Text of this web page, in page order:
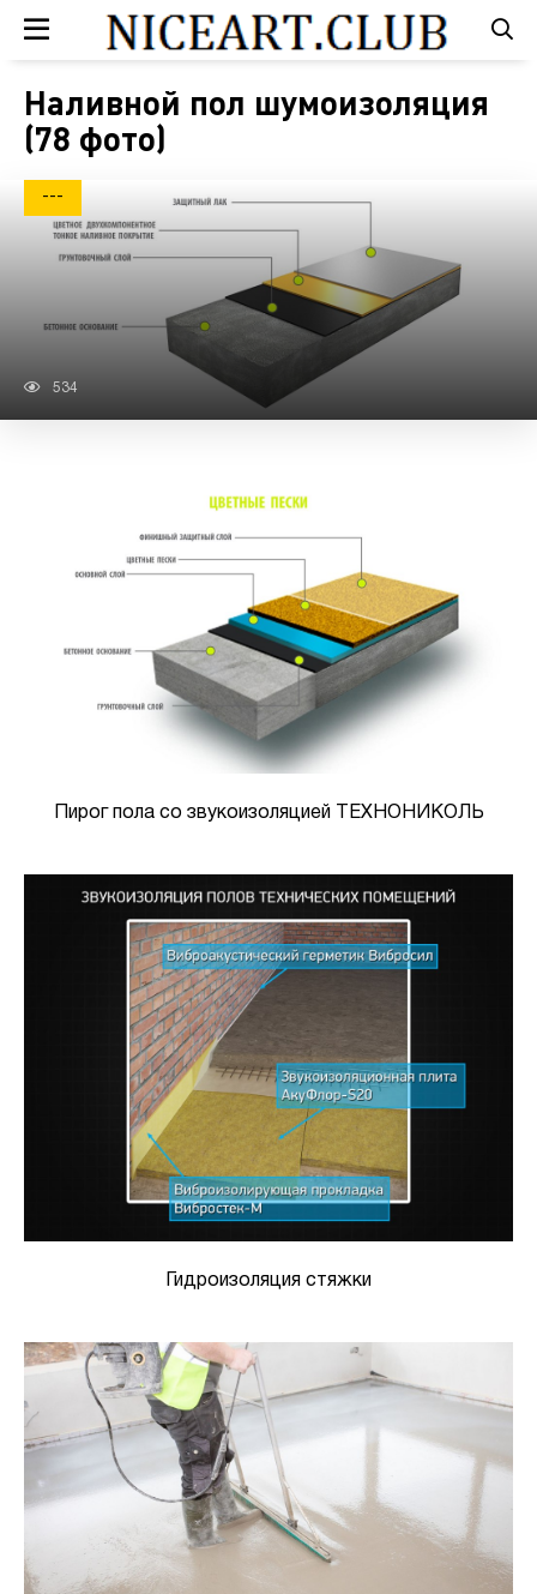
Наливной пол шумоизоляция
(78 фото)
---
534
Пирог пола со звукоизоляцией ТЕХНОНИКОЛЬ
Гидроизоляция стяжки